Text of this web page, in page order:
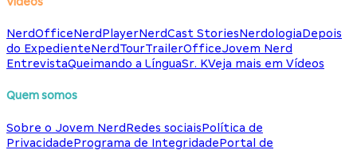
NerdOfficeNerdPlayerNerdCast StoriesNerdologiaDepois
do ExpedienteNerdTourTrailerOfficeJovem Nerd
EntrevistaQueimando a LínguaSr. KVeja mais em Vídeos
Quem somos
Sobre o Jovem NerdRedes sociaisPolítica de
PrivacidadePrograma de IntegridadePortal de